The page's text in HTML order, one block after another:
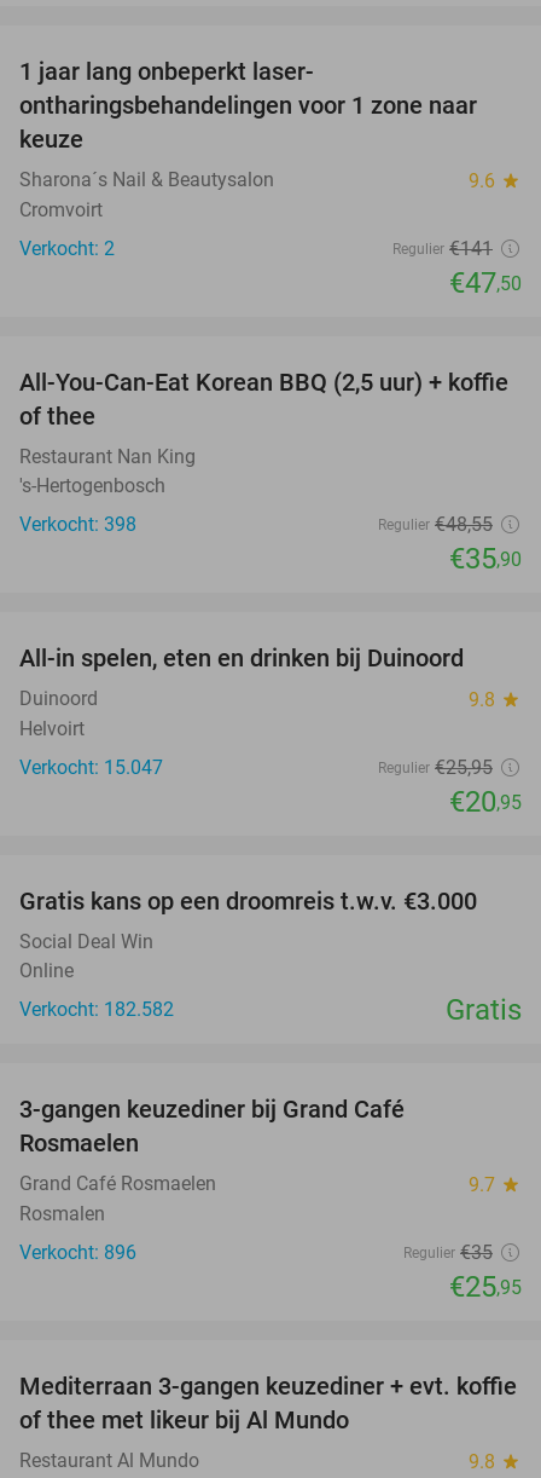
1 jaar lang onbeperkt laser-
ontharingsbehandelingen voor 1 zone naar
keuze
Sharona´s Nail & Beautysalon 9.6 star
Cromvoirt
Verkocht: 2
Regulier €141
€47,50
26%
All-You-Can-Eat Korean BBQ (2,5 uur) + koffie
of thee
Restaurant Nan King
's-Hertogenbosch
Verkocht: 398
Regulier €48,55
€35,90
All-in spelen, eten en drinken bij Duinoord
Duinoord 9.8 star
Helvoirt
Verkocht: 15.047
Regulier €25,95
€20,95
Gratis kans op een droomreis t.w.v. €3.000
Social Deal Win
Online
Verkocht: 182.582
Gratis
3-gangen keuzediner bij Grand Café
Rosmaelen
Grand Café Rosmaelen 9.7 star
Rosmalen
Verkocht: 896
Regulier €35
€25,95
27%
Mediterraan 3-gangen keuzediner + evt. koffie
of thee met likeur bij Al Mundo
Restaurant Al Mundo 9.8 star